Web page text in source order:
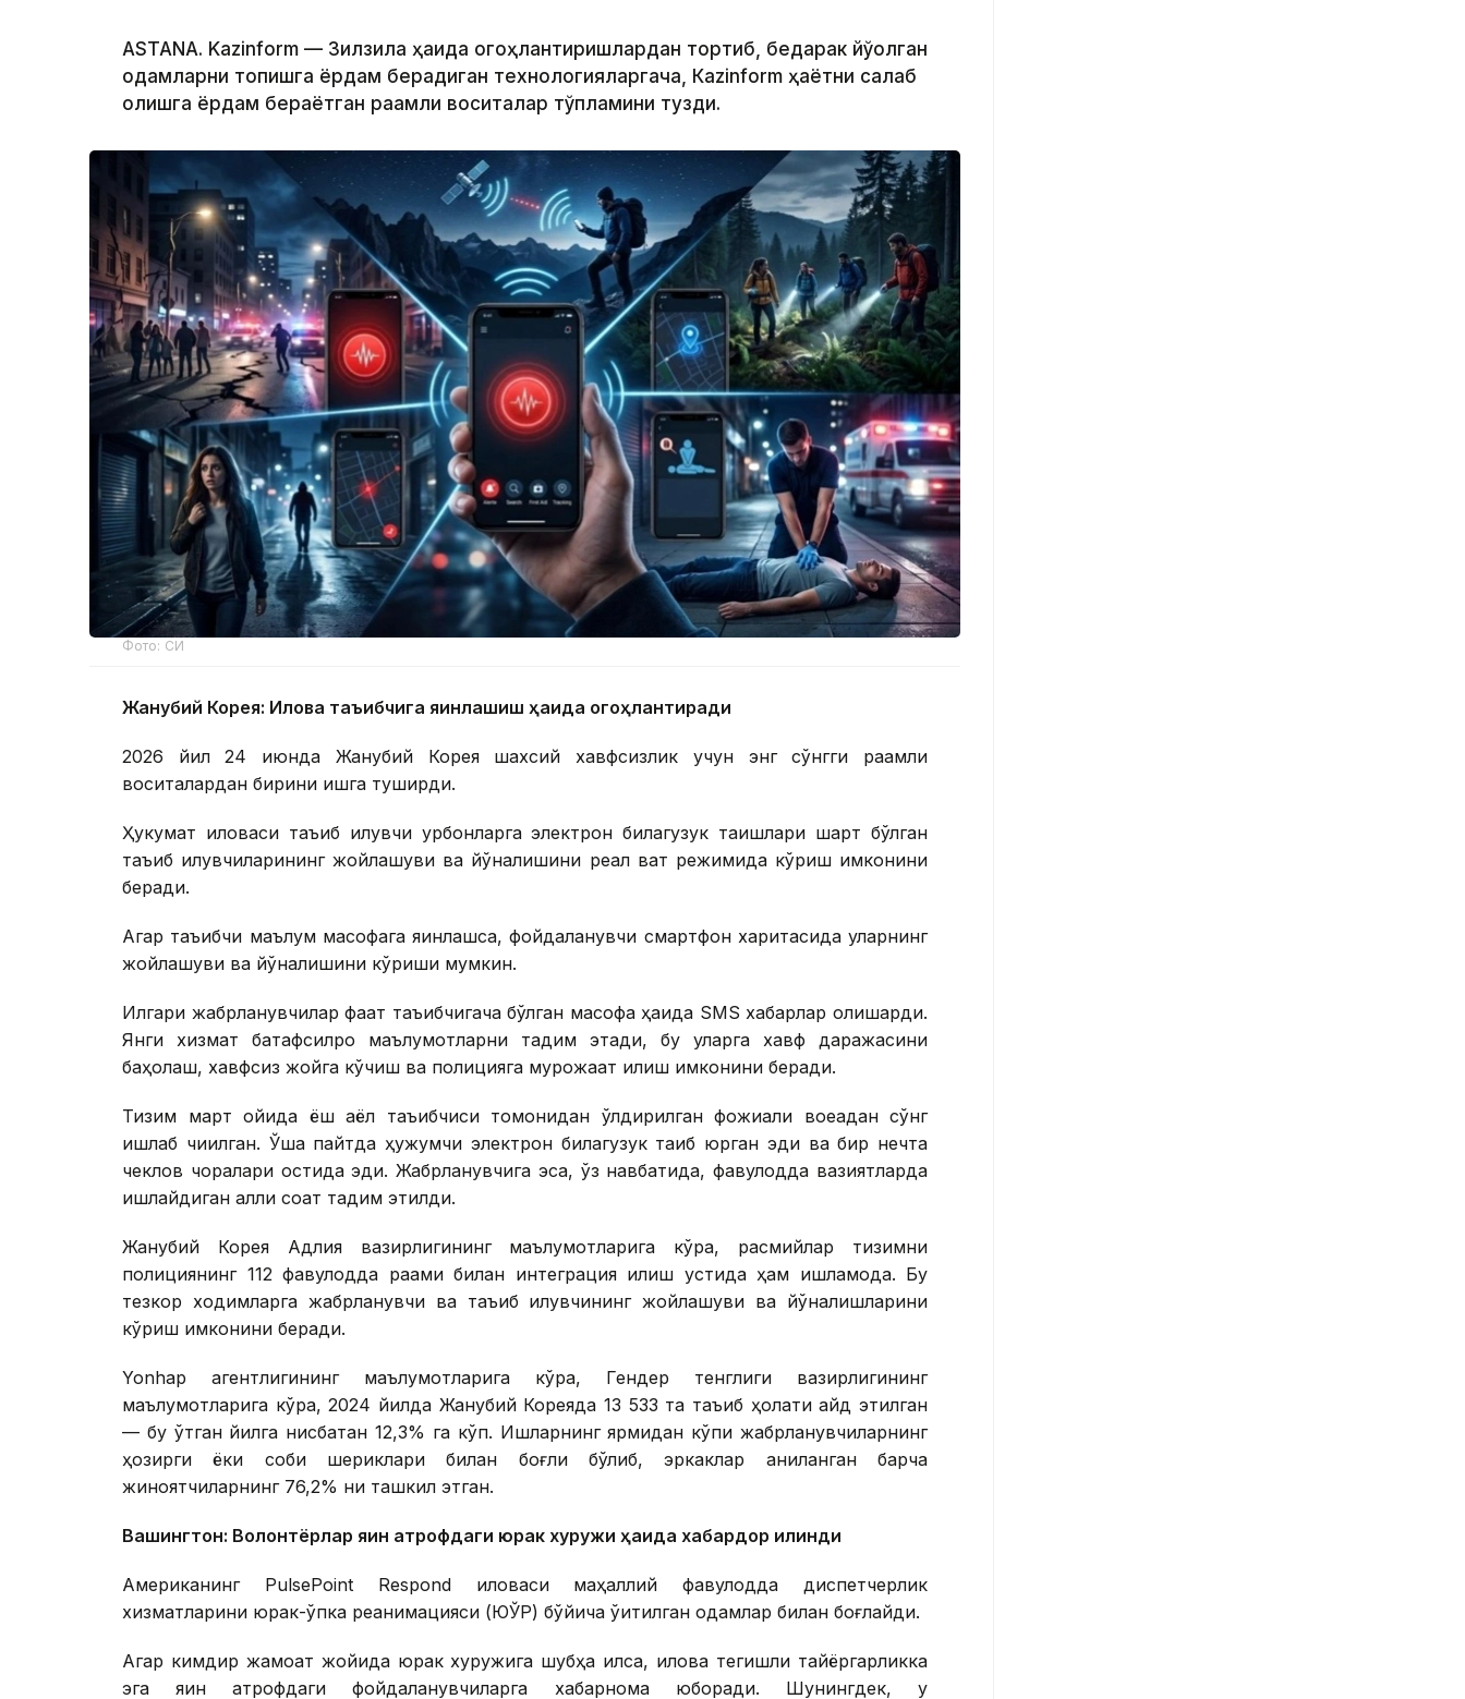
ASTANA. Kazinform — Зилзила ҳақида огоҳлантиришлардан тортиб, бедарак йўқолган
одамларни топишга ёрдам берадиган технологияларгача, Кazinform ҳаётни сақлаб
қолишга ёрдам бераётган рақамли воситалар тўпламини тузди.
Фото: СИ
Жанубий Корея: Илова таъқибчига яқинлашиш ҳақида огоҳлантиради
2026 йил 24 июнда Жанубий Корея шахсий хавфсизлик учун энг сўнгги рақамли
воситалардан бирини ишга туширди.
Ҳукумат иловаси таъқиб қилувчи қурбонларга электрон билагузук тақишлари шарт бўлган
таъқиб қилувчиларининг жойлашуви ва йўналишини реал вақт режимида кўриш имконини
беради.
Агар таъқибчи маълум масофага яқинлашса, фойдаланувчи смартфон харитасида уларнинг
жойлашуви ва йўналишини кўриши мумкин.
Илгари жабрланувчилар фақат таъқибчигача бўлган масофа ҳақида SМS хабарлар олишарди.
Янги хизмат батафсилроқ маълумотларни тақдим этади, бу уларга хавф даражасини
баҳолаш, хавфсиз жойга кўчиш ва полицияга мурожаат қилиш имконини беради.
Тизим март ойида ёш аёл таъқибчиси томонидан ўлдирилган фожиали воқеадан сўнг
ишлаб чиқилган. Ўша пайтда ҳужумчи электрон билагузук тақиб юрган эди ва бир нечта
чеклов чоралари остида эди. Жабрланувчига эса, ўз навбатида, фавқулодда вазиятларда
ишлайдиган ақлли соат тақдим этилди.
Жанубий Корея Адлия вазирлигининг маълумотларига кўра, расмийлар тизимни
полициянинг 112 фавқулодда рақами билан интеграция қилиш устида ҳам ишламоқда. Бу
тезкор ходимларга жабрланувчи ва таъқиб қилувчининг жойлашуви ва йўналишларини
кўриш имконини беради.
Yonhap агентлигининг маълумотларига кўра, Гендер тенглиги вазирлигининг
маълумотларига кўра, 2024 йилда Жанубий Кореяда 13 533 та таъқиб ҳолати қайд этилган
— бу ўтган йилга нисбатан 12,3% га кўп. Ишларнинг ярмидан кўпи жабрланувчиларнинг
ҳозирги ёки собиқ шериклари билан боғлиқ бўлиб, эркаклар аниқланган барча
жиноятчиларнинг 76,2% ни ташкил этган.
Вашингтон: Волонтёрлар яқин атрофдаги юрак хуружи ҳақида хабардор қилинди
Американинг PulsePoint Respond иловаси маҳаллий фавқулодда диспетчерлик
хизматларини юрак-ўпка реанимацияси (ЮЎР) бўйича ўқитилган одамлар билан боғлайди.
Агар кимдир жамоат жойида юрак хуружига шубҳа қилса, илова тегишли тайёргарликка
эга яқин атрофдаги фойдаланувчиларга хабарнома юборади. Шунингдек, у